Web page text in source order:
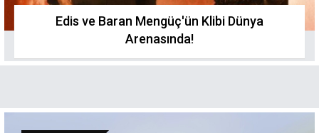
Edis ve Baran Mengüç'ün Klibi Dünya
Arenasında!